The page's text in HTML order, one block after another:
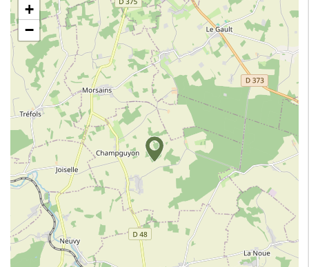
+
−